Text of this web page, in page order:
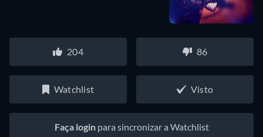
204 86
Watchlist Visto
Faça loginpara sincronizar a Watchlist